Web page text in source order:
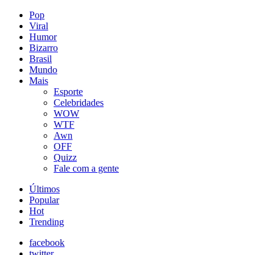
Pop
Viral
Humor
Bizarro
Brasil
Mundo
Mais
Esporte
Celebridades
WOW
WTF
Awn
OFF
Quizz
Fale com a gente
Últimos
Popular
Hot
Trending
facebook